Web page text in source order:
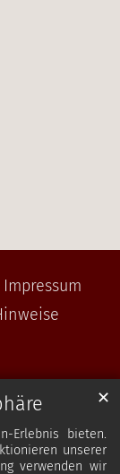
Erlebnis bieten.
unserer
verwenden wir
✕
Impressum